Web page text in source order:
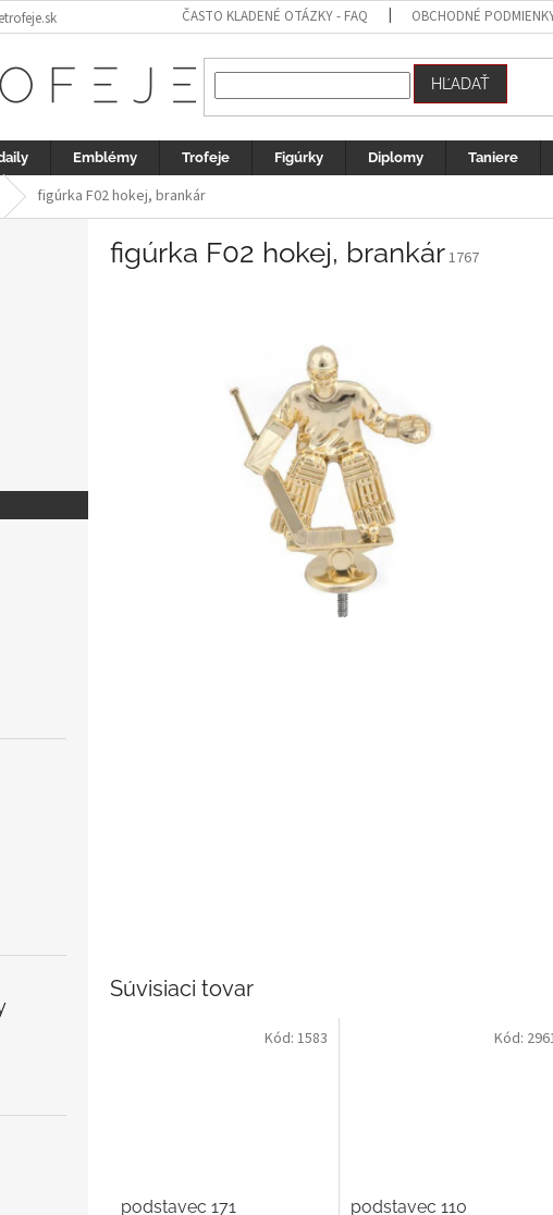
ČASTO KLADENÉ OTÁZKY - FAQ OBCHODNÉ
HĽADAŤ
Emblémy Trofeje Figúrky Diplomy Taniere
figúrka F02 hokej, brankár
figúrka F02 hokej, brankár1767
Súvisiaci tovar
podstavec 171
Kód: 1583
podstavec 110
Kód: